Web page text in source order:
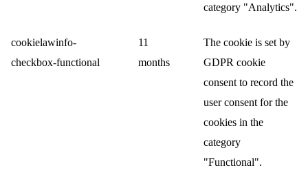
category "Analytics".
cookielawinfo-
checkbox-functional
11
months
The cookie is set by
GDPR cookie
consent to record the
user consent for the
cookies in the
category
"Functional".